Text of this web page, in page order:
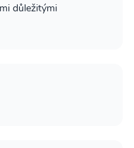
důležitými